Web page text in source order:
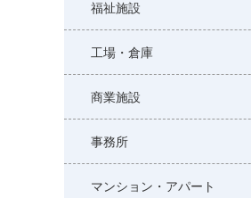
福祉施設
工場・倉庫
商業施設
事務所
マンション・アパート